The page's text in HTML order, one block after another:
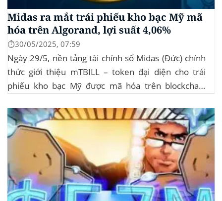
Midas ra mắt trái phiếu kho bạc Mỹ mã
hóa trên Algorand, lợi suất 4,06%
⏱️30/05/2025, 07:59
Ngày 29/5, nền tảng tài chính số Midas (Đức) chính
thức giới thiệu mTBILL – token đại diện cho trái
phiếu kho bạc Mỹ được mã hóa trên blockchain
không yêu cầu mức đầu tư tối thiểu. mTBILL được
bảo chứng bằng...